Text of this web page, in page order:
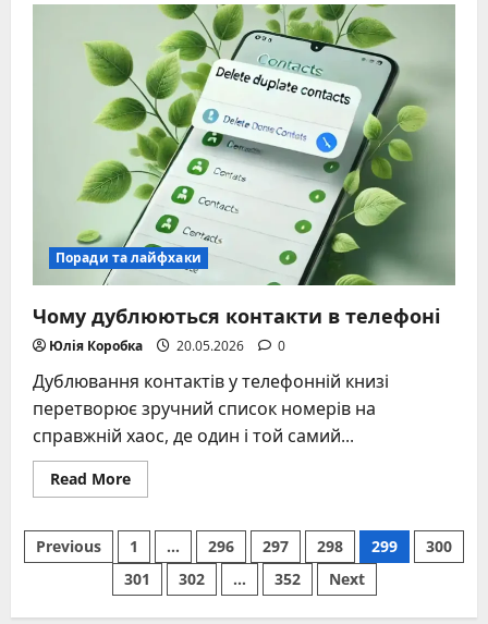
Кологривий:
біографія
актора,
ролі
та
шлях
до
слави
Поради та лайфхаки
Чому дублюються контакти в телефоні
Юлія Коробка 20.05.2026 0
Дублювання контактів у телефонній книзі
перетворює зручний список номерів на
справжній хаос, де один і той самий...
Read MoreRead
more
дублюються
контакти
в
телефоні
Posts
pagination
Previous 1 … 296 297 298 299
300
301
302 … 352 Next